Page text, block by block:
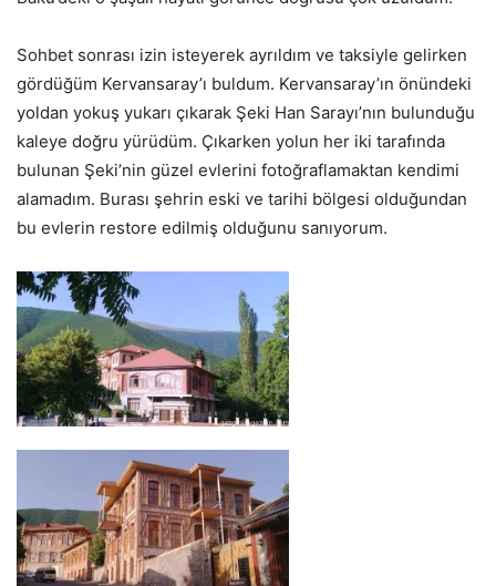
Sohbet sonrası izin isteyerek ayrıldım ve taksiyle gelirken
gördüğüm Kervansaray’ı buldum. Kervansaray’ın önündeki
yoldan yokuş yukarı çıkarak Şeki Han Sarayı’nın bulunduğu
kaleye doğru yürüdüm. Çıkarken yolun her iki tarafında
bulunan Şeki’nin güzel evlerini fotoğraflamaktan kendimi
alamadım. Burası şehrin eski ve tarihi bölgesi olduğundan
bu evlerin restore edilmiş olduğunu sanıyorum.